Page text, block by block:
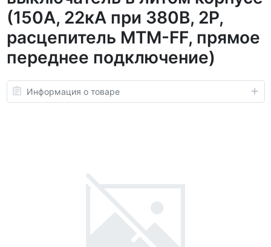
(150А, 22кА при 380В, 2P,
расцепитель MTM-FF, прямое
переднее подключение)
Информация о товаре